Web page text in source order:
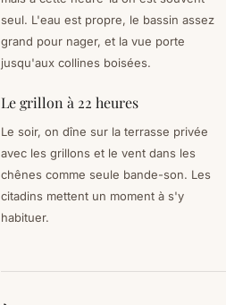
seul. L'eau est propre, le bassin assez
grand pour nager, et la vue porte
jusqu'aux collines boisées.
Le grillon à 22 heures
Le soir, on dîne sur la terrasse privée
avec les grillons et le vent dans les
chênes comme seule bande-son. Les
citadins mettent un moment à s'y
habituer.